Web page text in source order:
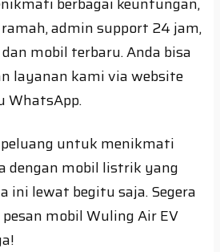
admin support 24 jam,
mobil terbaru. Anda bisa
layanan kami via website
WhatsApp.
untuk menikmati
dengan mobil listrik yang
ini lewat begitu saja. Segera
mobil Wuling Air EV